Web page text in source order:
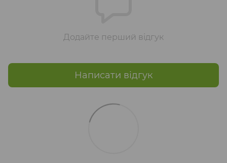
Додайте перший відгук
Написати відгук